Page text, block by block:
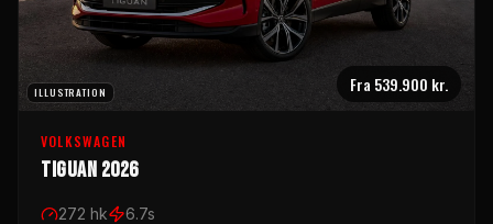
ILLUSTRATION Fra 539.900 kr.
VOLKSWAGEN
Tiguan 2026
272 hk 6.7s